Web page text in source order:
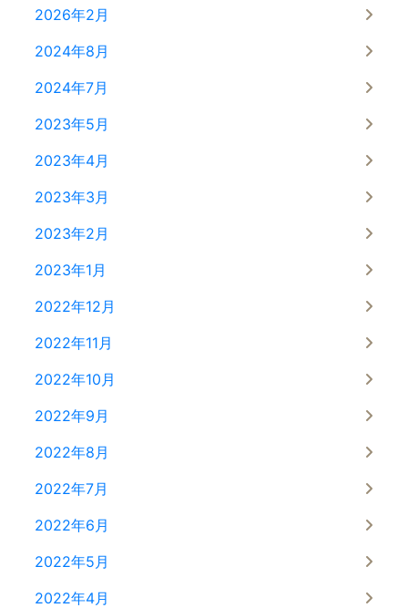
2026年2月
2024年8月
2024年7月
2023年5月
2023年4月
2023年3月
2023年2月
2023年1月
2022年12月
2022年11月
2022年10月
2022年9月
2022年8月
2022年7月
2022年6月
2022年5月
2022年4月